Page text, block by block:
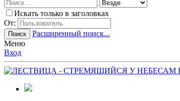
Искать только в заголовках
От:
Поиск
Расширенный поиск...
Меню
Вход